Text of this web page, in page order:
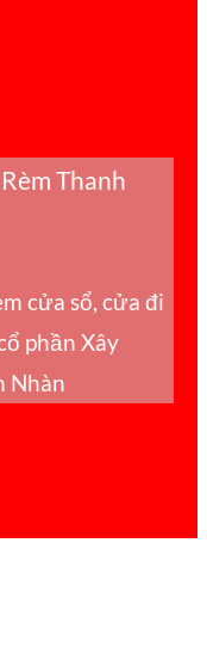
Thanh
cửa sổ, cửa đi
phần Xây
Nhàn